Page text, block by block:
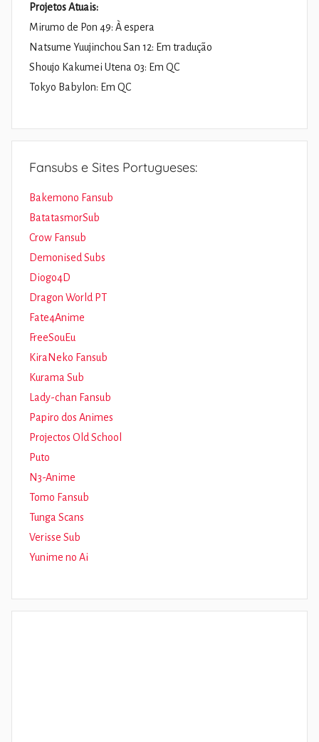
Projetos Atuais:
Mirumo de Pon 49: À espera
Natsume Yuujinchou San 12: Em tradução
Shoujo Kakumei Utena 03: Em QC
Tokyo Babylon: Em QC
Fansubs e Sites Portugueses:
Bakemono Fansub
BatatasmorSub
Crow Fansub
Demonised Subs
Diogo4D
Dragon World PT
Fate4Anime
FreeSouEu
KiraNeko Fansub
Kurama Sub
Lady-chan Fansub
Papiro dos Animes
Projectos Old School
Puto
N3-Anime
Tomo Fansub
Tunga Scans
Verisse Sub
Yunime no Ai